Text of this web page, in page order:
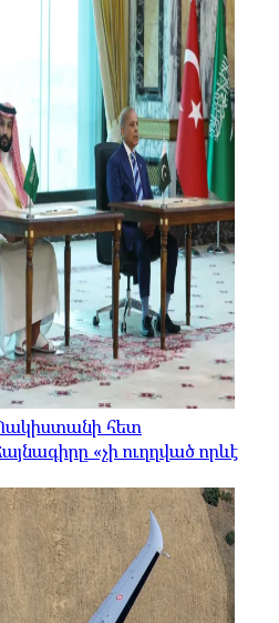
հետ
«չի ուղղված որևէ